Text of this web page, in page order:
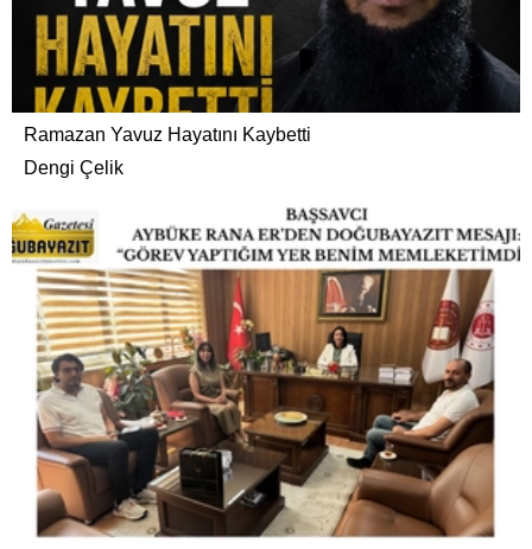
Ramazan Yavuz Hayatını Kaybetti
Dengi Çelik